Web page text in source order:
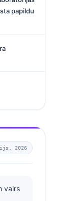
papildu
2026
vairs